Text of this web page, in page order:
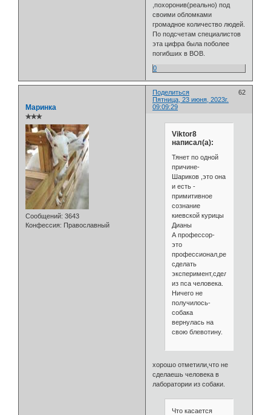
,похоронив(реально) под
своими обломками
громадное количество людей.
По подсчетам специалистов
эта цифра была поболее
погибших в ВОВ.
0
Поделиться
62
Пятница, 23 июня, 2023г.
09:09:29
Маринка
✯✯✯
Сообщений: 3643
Конфессия: Православный
Viktor8
написал(а):
Тянет по одной
причине-
Шариков ,это она
и есть -
примитивное
сознание
киевской курицы
Дианы
А профессор-
это
профессионал,решивший
сделать
эксперимент,сделать
из пса человека.
Ничего не
получилось-
собака
вернулась на
свою блевотину.
хорошо отметили,что не
сделаешь человека в
лаборатории из собаки.
Что касается